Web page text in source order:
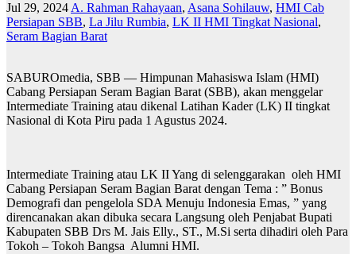
Jul 29, 2024 A. Rahman Rahayaan, Asana Sohilauw, HMI Cab
Persiapan SBB, La Jilu Rumbia, LK II HMI Tingkat Nasional,
Seram Bagian Barat
SABUROmedia, SBB — Himpunan Mahasiswa Islam (HMI)
Cabang Persiapan Seram Bagian Barat (SBB), akan menggelar
Intermediate Training atau dikenal Latihan Kader (LK) II tingkat
Nasional di Kota Piru pada 1 Agustus 2024.
Intermediate Training atau LK II Yang di selenggarakan oleh HMI
Cabang Persiapan Seram Bagian Barat dengan Tema : ” Bonus
Demografi dan pengelola SDA Menuju Indonesia Emas, ” yang
direncanakan akan dibuka secara Langsung oleh Penjabat Bupati
Kabupaten SBB Drs M. Jais Elly., ST., M.Si serta dihadiri oleh Para
Tokoh – Tokoh Bangsa Alumni HMI.